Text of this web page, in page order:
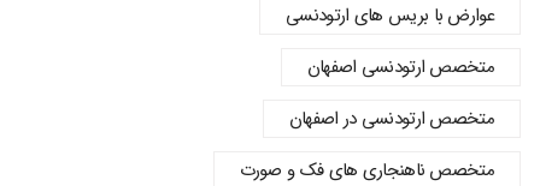
عوارض با بریس های ارتودنسی
متخصص ارتودنسی اصفهان
متخصص ارتودنسی در اصفهان
متخصص ناهنجاری های فک و صورت